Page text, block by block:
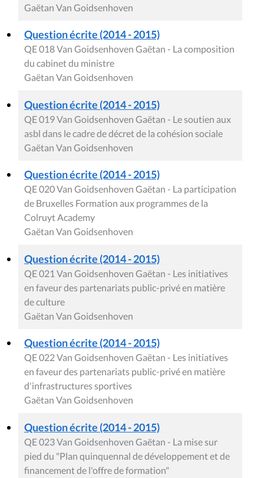
Gaëtan Van Goidsenhoven
Question écrite (2014 - 2015)
QE 018 Van Goidsenhoven Gaëtan - La composition
du cabinet du ministre
Gaëtan Van Goidsenhoven
Question écrite (2014 - 2015)
QE 019 Van Goidsenhoven Gaëtan - Le soutien aux
asbl dans le cadre de décret de la cohésion sociale
Gaëtan Van Goidsenhoven
Question écrite (2014 - 2015)
QE 020 Van Goidsenhoven Gaëtan - La participation
de Bruxelles Formation aux programmes de la
Colruyt Academy
Gaëtan Van Goidsenhoven
Question écrite (2014 - 2015)
QE 021 Van Goidsenhoven Gaëtan - Les initiatives
en faveur des partenariats public-privé en matière
de culture
Gaëtan Van Goidsenhoven
Question écrite (2014 - 2015)
QE 022 Van Goidsenhoven Gaëtan - Les initiatives
en faveur des partenariats public-privé en matière
d'infrastructures sportives
Gaëtan Van Goidsenhoven
Question écrite (2014 - 2015)
QE 023 Van Goidsenhoven Gaëtan - La mise sur
pied du "Plan quinquennal de développement et de
financement de l'offre de formation"